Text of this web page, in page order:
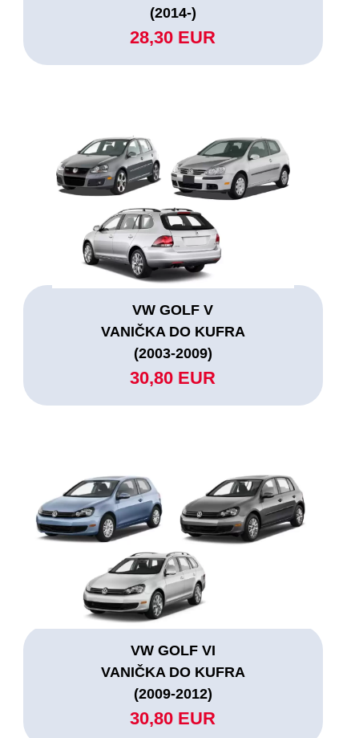
(2014-)
28,30 EUR
VW GOLF V
VANIČKA DO KUFRA
(2003-2009)
30,80 EUR
VW GOLF VI
VANIČKA DO KUFRA
(2009-2012)
30,80 EUR